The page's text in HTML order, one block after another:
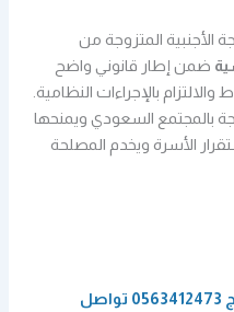
الأجنبية المتزوجة من
ضمن إطار قانوني واضح
بالإجراءات النظامية.
بالمجتمع السعودي ويمنحها
الأسرة ويخدم المصلحة
رقم معقب استخراج تصريح زواج 0563412473 تواصل